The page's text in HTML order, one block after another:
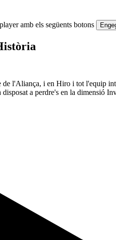
amb els següents botons
de l'Aliança, i en Hiro i tot l'equip
a perdre's en la dimensió